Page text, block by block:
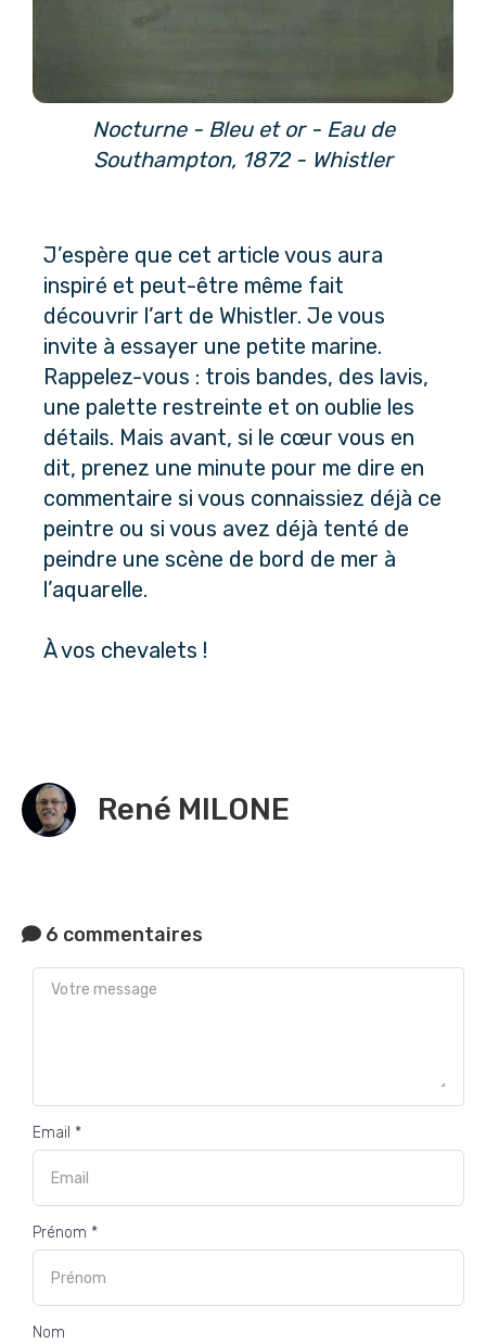
Nocturne - Bleu et or - Eau de
Southampton, 1872 - Whistler
J’espère que cet article vous aura
inspiré et peut-être même fait
découvrir l’art de Whistler. Je vous
invite à essayer une petite marine.
Rappelez-vous : trois bandes, des lavis,
une palette restreinte et on oublie les
détails. Mais avant, si le cœur vous en
dit, prenez une minute pour me dire en
commentaire si vous connaissiez déjà ce
peintre ou si vous avez déjà tenté de
peindre une scène de bord de mer à
l’aquarelle.
À vos chevalets !
René MILONE
6 commentaires
Email *
Prénom *
Nom